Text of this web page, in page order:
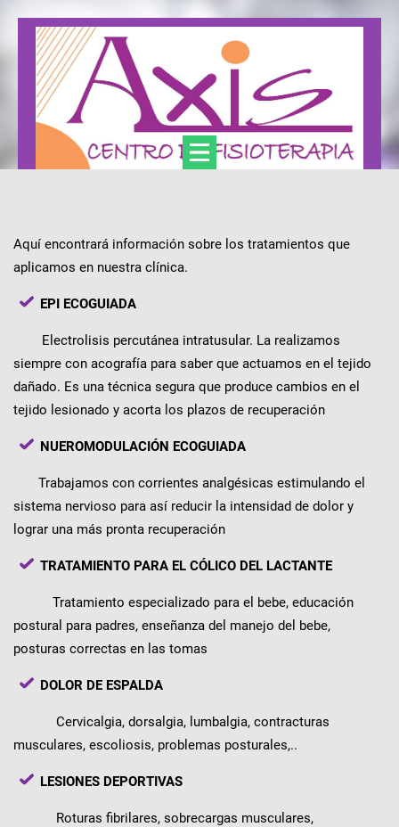
Aquí encontrará información sobre los tratamientos que
aplicamos en nuestra clínica.
EPI ECOGUIADA
Electrolisis percutánea intratusular. La realizamos
siempre con acografía para saber que actuamos en el tejido
dañado. Es una técnica segura que produce cambios en el
tejido lesionado y acorta los plazos de recuperación
NUEROMODULACIÓN ECOGUIADA
Trabajamos con corrientes analgésicas estimulando el
sistema nervioso para así reducir la intensidad de dolor y
lograr una más pronta recuperación
TRATAMIENTO PARA EL CÓLICO DEL LACTANTE
Tratamiento especializado para el bebe, educación
postural para padres, enseñanza del manejo del bebe,
posturas correctas en las tomas
DOLOR DE ESPALDA
Cervicalgia, dorsalgia, lumbalgia, contracturas
musculares, escoliosis, problemas posturales,..
LESIONES DEPORTIVAS
Roturas fibrilares, sobrecargas musculares,